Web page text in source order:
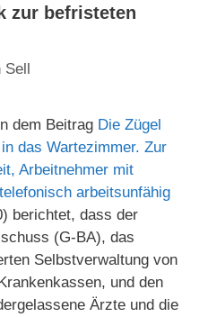
zur befristeten
Sell
dem Beitrag Die Zügel
das Wartezimmer. Zur
Arbeitnehmer mit
arbeitsunfähig
berichtet, dass der
(G-BA), das
Selbstverwaltung von
und den
Ärzte und die